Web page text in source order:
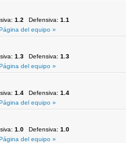
1.2 Defensiva: 1.1
del equipo »
1.3 Defensiva: 1.3
del equipo »
1.4 Defensiva: 1.4
del equipo »
1.0 Defensiva: 1.0
del equipo »